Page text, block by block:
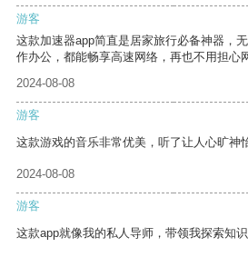
游客
这款加速器app简直是居家旅行必备神器，
作办公，都能畅享高速网络，再也不用担心
2024-08-08
游客
这款游戏的音乐非常优美，听了让人心旷神
2024-08-08
游客
这款app就像我的私人导师，带领我探索知识